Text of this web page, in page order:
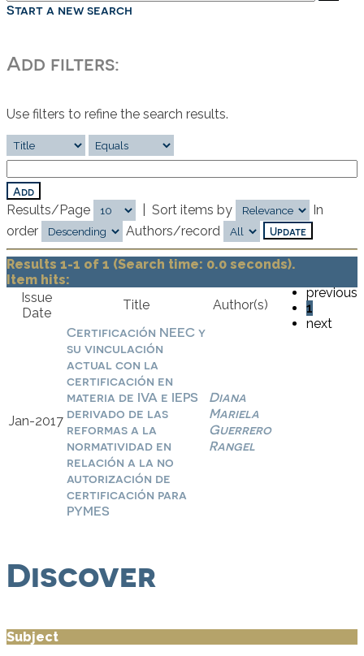
Start a new search
Add filters:
Use filters to refine the search results.
Results/Page Sort items by
In
order
Authors/record
Results 1-1 of 1 (Search time: 0.0 seconds).
previous
1
next
Item hits:
Issue
Date
Title Author(s)
Jan-2017
Certificación NEEC y
su vinculación
actual con la
certificación en
materia de IVA e IEPS
derivado de las
reformas a la
normatividad en
relación a la no
autorización de
certificación para
PYMES
Diana
Mariela
Guerrero
Rangel
Discover
Subject